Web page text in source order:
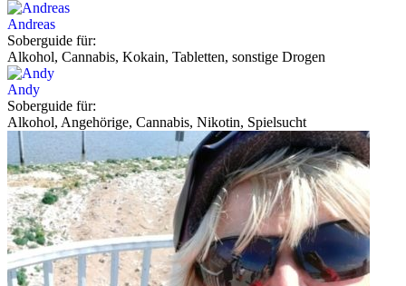
Andreas
Soberguide für:
Alkohol, Cannabis, Kokain, Tabletten, sonstige Drogen
Andy
Soberguide für:
Alkohol, Angehörige, Cannabis, Nikotin, Spielsucht